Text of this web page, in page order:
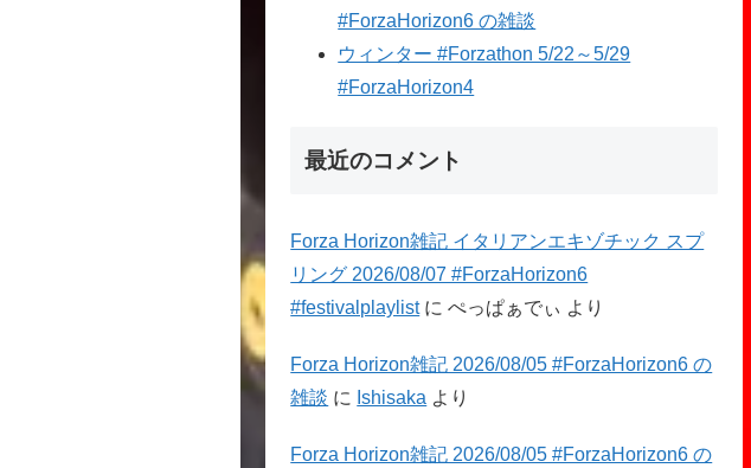
#ForzaHorizon6 の雑談
ウィンター #Forzathon 5/22～5/29
#ForzaHorizon4
最近のコメント
Forza Horizon雑記 イタリアンエキゾチック スプ
リング 2026/08/07 #ForzaHorizon6
#festivalplaylistにぺっぱぁでぃ より
Forza Horizon雑記 2026/08/05 #ForzaHorizon6 の
雑談 に Ishisaka より
Forza Horizon雑記 2026/08/05 #ForzaHorizon6 の